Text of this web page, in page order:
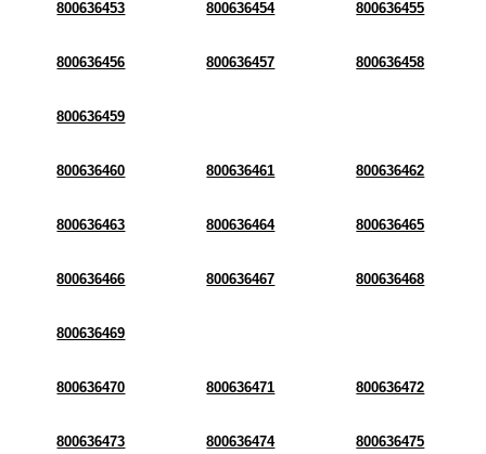
800636453 800636454 800636455
800636456 800636457 800636458
800636459
800636460 800636461 800636462
800636463 800636464 800636465
800636466 800636467 800636468
800636469
800636470 800636471 800636472
800636473 800636474 800636475